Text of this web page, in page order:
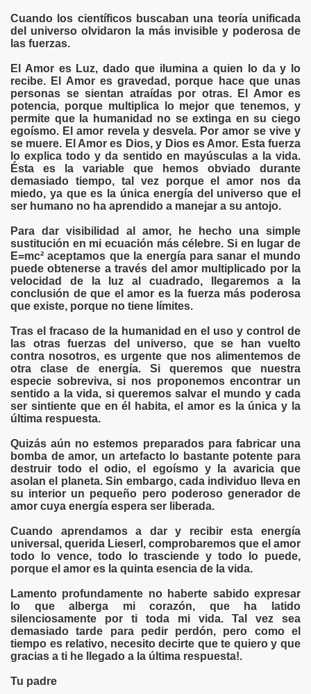
Cuando los científicos buscaban una teoría unificada
del universo olvidaron la más invisible y poderosa de
las fuerzas.
El Amor es Luz, dado que ilumina a quien lo da y lo
recibe. El Amor es gravedad, porque hace que unas
personas se sientan atraídas por otras. El Amor es
potencia, porque multiplica lo mejor que tenemos, y
permite que la humanidad no se extinga en su ciego
egoísmo. El amor revela y desvela. Por amor se vive y
se muere. El Amor es Dios, y Dios es Amor. Esta fuerza
lo explica todo y da sentido en mayúsculas a la vida.
Ésta es la variable que hemos obviado durante
demasiado tiempo, tal vez porque el amor nos da
miedo, ya que es la única energía del universo que el
ser humano no ha aprendido a manejar a su antojo.
Para dar visibilidad al amor, he hecho una simple
sustitución en mi ecuación más célebre. Si en lugar de
E=mc² aceptamos que la energía para sanar el mundo
puede obtenerse a través del amor multiplicado por la
velocidad de la luz al cuadrado, llegaremos a la
conclusión de que el amor es la fuerza más poderosa
que existe, porque no tiene límites.
Tras el fracaso de la humanidad en el uso y control de
las otras fuerzas del universo, que se han vuelto
contra nosotros, es urgente que nos alimentemos de
otra clase de energía. Si queremos que nuestra
especie sobreviva, si nos proponemos encontrar un
sentido a la vida, si queremos salvar el mundo y cada
ser sintiente que en él habita, el amor es la única y la
última respuesta.
Quizás aún no estemos preparados para fabricar una
bomba de amor, un artefacto lo bastante potente para
destruir todo el odio, el egoísmo y la avaricia que
asolan el planeta. Sin embargo, cada individuo lleva en
su interior un pequeño pero poderoso generador de
amor cuya energía espera ser liberada.
Cuando aprendamos a dar y recibir esta energía
universal, querida Lieserl, comprobaremos que el amor
todo lo vence, todo lo trasciende y todo lo puede,
porque el amor es la quinta esencia de la vida.
Lamento profundamente no haberte sabido expresar
lo que alberga mi corazón, que ha latido
silenciosamente por ti toda mi vida. Tal vez sea
demasiado tarde para pedir perdón, pero como el
tiempo es relativo, necesito decirte que te quiero y que
gracias a ti he llegado a la última respuesta!.
Tu padre
, RABIA , IRA , MUERTE , DESOLACIÓN ,
, SILENCIOS Y ESPERAS
FUERZA OTROS
REFLEXIVOS - LOCURAS POÉTICAS
Y RELATOS
GONZÁLES VIGIL, CÉSAR TORO MONTALVO-
LA PROVINCIA CONSTITUCIONAL DEL CALLAO -
Condesa Sangrienta por Isabel Monzón
DE TRABAJO Y ALUMNOS